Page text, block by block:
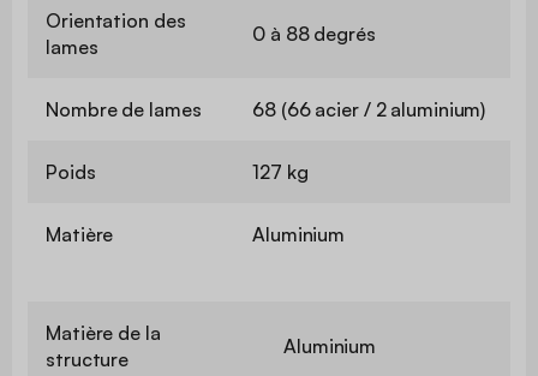
Orientation des
lames
0 à 88 degrés
Nombre de lames 68 (66 acier / 2 aluminium)
Poids 127 kg
Matière Aluminium
Matière de la
structure
Aluminium